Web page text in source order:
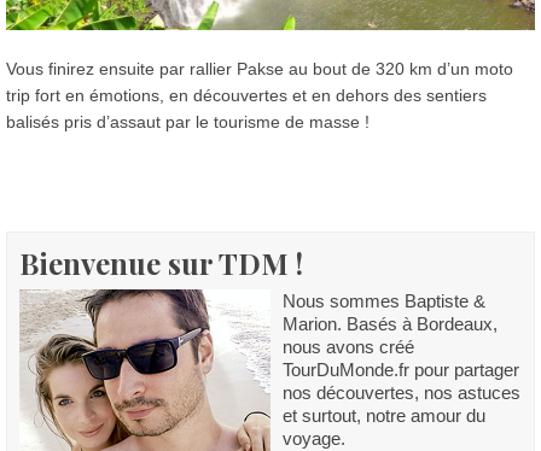
Vous finirez ensuite par rallier Pakse au bout de 320 km d’un moto
trip fort en émotions, en découvertes et en dehors des sentiers
balisés pris d’assaut par le tourisme de masse !
Bienvenue sur TDM !
Nous sommes Baptiste &
Marion. Basés à Bordeaux,
nous avons créé
TourDuMonde.fr pour partager
nos découvertes, nos astuces
et surtout, notre amour du
voyage.